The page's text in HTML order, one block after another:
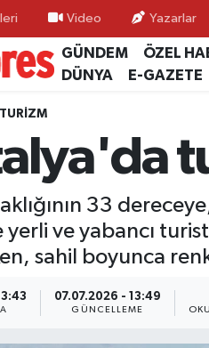
Video Yazarlar
GÜNDEM ÖZEL
DÜNYA
E-GAZETE
TURİZM
33
yerli ve yabancı
sahil boyunca
07.07.2026 - 13:49
GÜNCELLEME
ve Fikstür